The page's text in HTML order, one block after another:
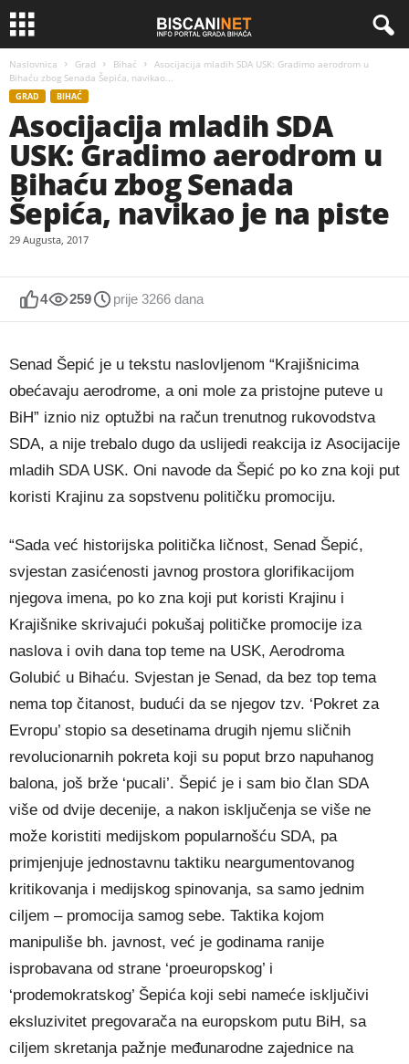
Naslovnica Grad Bihać
Asocijacija mladih SDA USK: Gradimo aerodrom u
Bihaću zbog Senada Šepića, navikao...
GRAD BIHAĆ
Asocijacija mladih SDA
USK: Gradimo aerodrom u
Bihaću zbog Senada
Šepića, navikao je na piste
29 Augusta, 2017
4 259 prije 3266 dana
Senad Šepić je u tekstu naslovljenom “Krajišnicima
obećavaju aerodrome, a oni mole za pristojne puteve u
BiH” iznio niz optužbi na račun trenutnog rukovodstva
SDA, a nije trebalo dugo da uslijedi reakcija iz Asocijacije
mladih SDA USK. Oni navode da Šepić po ko zna koji put
koristi Krajinu za sopstvenu političku promociju.
“Sada već historijska politička ličnost, Senad Šepić,
svjestan zasićenosti javnog prostora glorifikacijom
njegova imena, po ko zna koji put koristi Krajinu i
Krajišnike skrivajući pokušaj političke promocije iza
naslova i ovih dana top teme na USK, Aerodroma
Golubić u Bihaću. Svjestan je Senad, da bez top tema
nema top čitanost, budući da se njegov tzv. ‘Pokret za
Evropu’ stopio sa desetinama drugih njemu sličnih
revolucionarnih pokreta koji su poput brzo napuhanog
balona, još brže ‘pucali’. Šepić je i sam bio član SDA
više od dvije decenije, a nakon isključenja se više ne
može koristiti medijskom popularnošću SDA, pa
primjenjuje jednostavnu taktiku neargumentovanog
kritikovanja i medijskog spinovanja, sa samo jednim
ciljem – promocija samog sebe. Taktika kojom
manipuliše bh. javnost, već je godinama ranije
isprobavana od strane ‘proeuropskog’ i
‘prodemokratskog’ Šepića koji sebi nameće isključivi
eksluzivitet pregovarača na europskom putu BiH, sa
ciljem skretanja pažnje međunarodne zajednice na